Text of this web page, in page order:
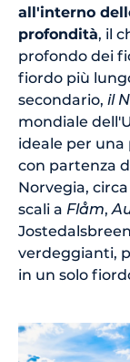
all'interno
profondità, il
profondo dei
fiordo più
secondario, il
mondiale
ideale per una
con partenza
Norvegia,
scali a Flåm,
verdeggianti,
in un solo